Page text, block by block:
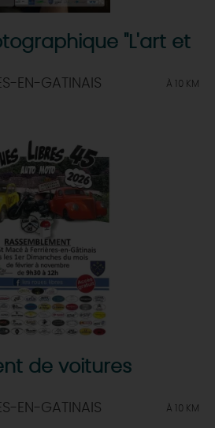
"L'art et
EN-GATINAIS À 10 KM
de voitures
EN-GATINAIS À 10 KM